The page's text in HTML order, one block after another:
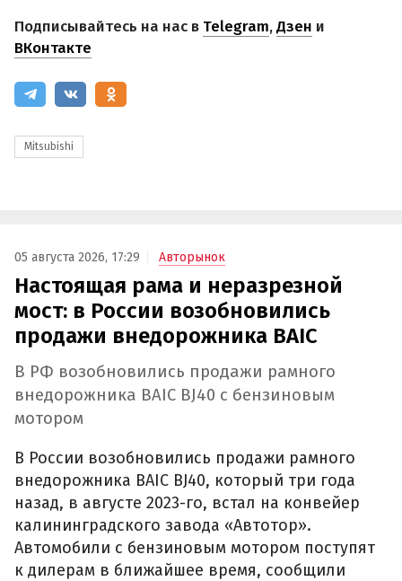
Подписывайтесь на нас в Telegram,Дзен и
ВКонтакте
Mitsubishi
05 августа 2026, 17:29 Авторынок
Настоящая рама и неразрезной
мост: в России возобновились
продажи внедорожника BAIC
В РФ возобновились продажи рамного
внедорожника BAIC BJ40 с бензиновым
мотором
В России возобновились продажи рамного
внедорожника BAIC BJ40, который три года
назад, в августе 2023-го, встал на конвейер
калининградского завода «Автотор».
Автомобили с бензиновым мотором поступят
к дилерам в ближайшее время, сообщили